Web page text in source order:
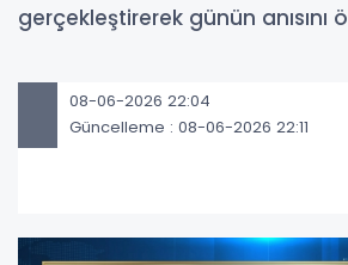
gerçekleştirerek günün anısını
08-06-2026 22:04
Güncelleme : 08-06-2026 22:11